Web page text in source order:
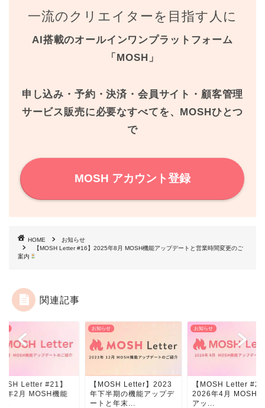
e
b
k
t
t
t
s
e
一流のクリエイターを目指す人に
AI搭載のオールインワンプラットフォーム
「MOSH」
申し込み・予約・決済・会員サイト・顧客管理
サービス販売に必要なすべてを、MOSHひとつ
で
MOSH アカウント登録
HOME
お知らせ
【MOSH Letter #16】2025年8月 MOSH機能アップデートと営業時間変更のご
案内
関連記事
Letter #21】
年2月 MOSH機能
お知らせ
【MOSH Letter】2023
年下半期の機能アップデ
ートと年末...
お知らせ
【MOSH Letter
2026年4月 MOSH
アッ...